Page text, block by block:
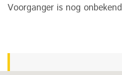
Voorganger is nog onbekend